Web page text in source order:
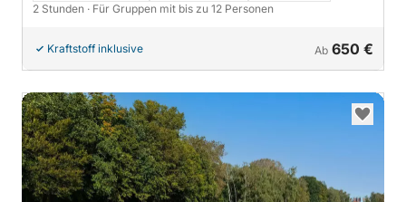
2 Stunden · Für Gruppen mit bis zu 12 Personen
Kraftstoff inklusive Ab 650 €